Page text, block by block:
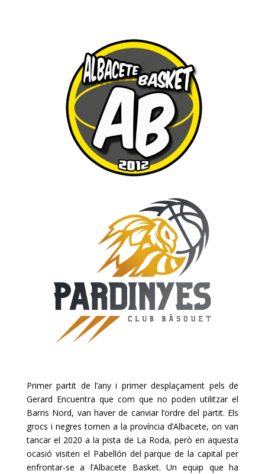
Primer partit de l’any i primer desplaçament pels de
Gerard Encuentra que com que no poden utilitzar el
Barris Nord, van haver de canviar l’ordre del partit. Els
grocs i negres tornen a la província d’Albacete, on van
tancar el 2020 a la pista de La Roda, però en aquesta
ocasió visiten el Pabellón delparque de la capital per
enfrontar-se a l’Albacete Basket. Un equip que ha